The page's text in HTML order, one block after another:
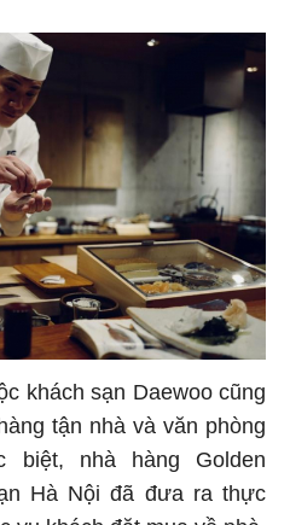
khách sạn Daewoo cũng
tận nhà và văn phòng
biệt, nhà hàng Golden
Hà Nội đã đưa ra thực